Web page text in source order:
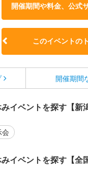
開催期間や料金、公式
このイベントの
開催期間
イベントを探す【新
会
イベントを探す【全国